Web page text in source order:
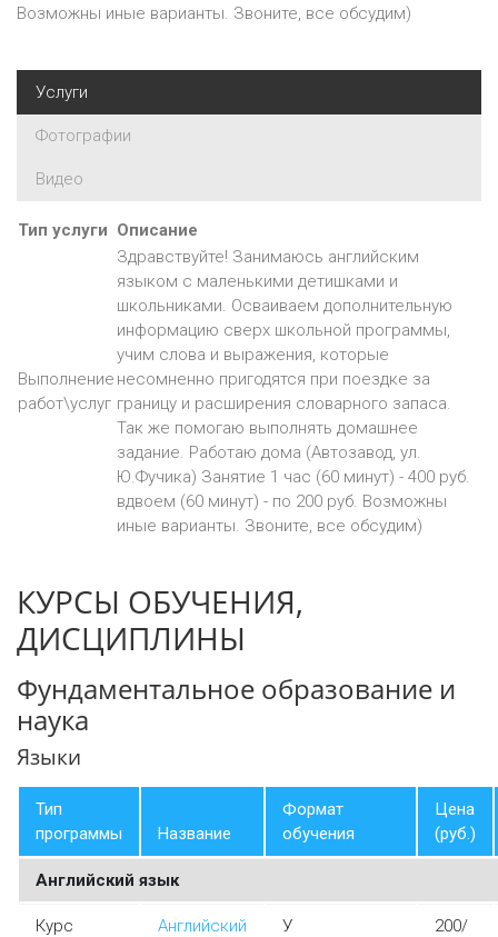
Возможны иные варианты. Звоните, все обсудим)
Услуги
Фотографии
Видео
Тип услуги Описание
Выполнение
работ\услуг
Здравствуйте! Занимаюсь английским
языком с маленькими детишками и
школьниками. Осваиваем дополнительную
информацию сверх школьной программы,
учим слова и выражения, которые
несомненно пригодятся при поездке за
границу и расширения словарного запаса.
Так же помогаю выполнять домашнее
задание. Работаю дома (Автозавод, ул.
Ю.Фучика) Занятие 1 час (60 минут) - 400 руб.
вдвоем (60 минут) - по 200 руб. Возможны
иные варианты. Звоните, все обсудим)
КУРСЫ ОБУЧЕНИЯ,
ДИСЦИПЛИНЫ
Фундаментальное образование и
наука
Языки
Тип
программы
Название
Формат
обучения
Цена
(руб.)
Английский язык
Курс
Английский
У
200/